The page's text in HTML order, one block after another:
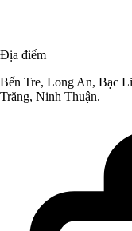
Địa điểm
Bến Tre, Long An, Bạc
Trăng, Ninh Thuận.